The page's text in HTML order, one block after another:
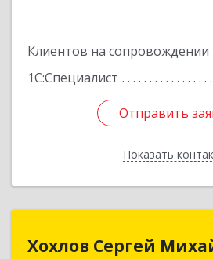
Клиентов на сопровождении
1С:Специалист
Отправить
Показать
Отправить
Назад
Хохлов Сергей
Хохлов